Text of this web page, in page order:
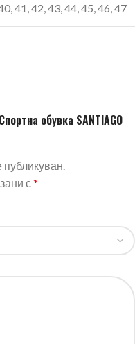
,41,42,43,44,45,46,47
обувка SANTIAGO
с*